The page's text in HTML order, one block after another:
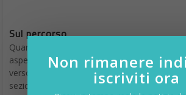
Sul percorso
Quando una tecnologia non raggiunge gli
aspettative esagerate passa di moda e si
verso la sfera della disillusione. Ci sono due
sezione dell’ Hype Cycle che, secondo
Non rimanere
iscriviti ora